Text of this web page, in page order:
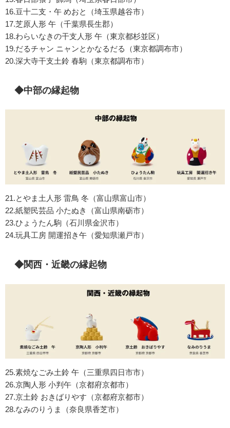
16.豆十二支・午 めおと（埼玉県越谷市）
17.芝原人形 午（千葉県長生郡）
18.わらいなきの干支人形 午（東京都杉並区）
19.だるチャン ニャンとかなるだる（東京都調布市）
20.深大寺干支土鈴 春駒（東京都調布市）
◆中部の縁起物
21.とやま土人形 雷鳥 冬（富山県富山市）
22.紙塑民芸品 小たぬき（富山県南砺市）
23.ひょうたん駒（石川県金沢市）
24.玩具工房 開運招き午（愛知県瀬戸市）
◆関西・近畿の縁起物
25.素焼なごみ土鈴 午（三重県四日市市）
26.京陶人形 小判午（京都府京都市）
27.京土鈴 おきばりやす（京都府京都市）
28.なみのりうま（奈良県香芝市）